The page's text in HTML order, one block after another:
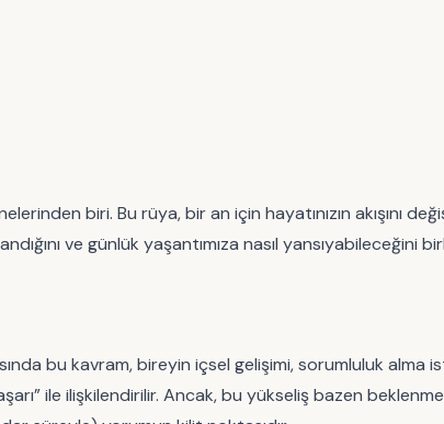
biri. Bu rüya, bir an için hayatınızın akışını
ve günlük yaşantımıza nasıl yansıyabileceğini
bu kavram, bireyin içsel gelişimi, sorumluluk alma
ile ilişkilendirilir. Ancak, bu yükseliş bazen